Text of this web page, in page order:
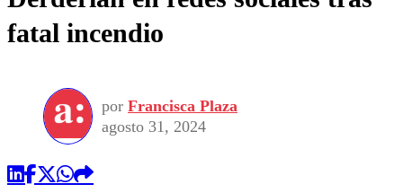
fatal incendio
por Francisca Plaza
agosto 31, 2024